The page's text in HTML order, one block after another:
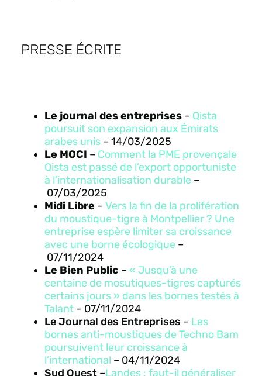
PRESSE ÉCRITE
Le journal des entreprises – Qista
poursuit son expansion aux Émirats
arabes unis– 14/03/2025
Le MOCI – Comment la PME provençale
Qista est passé de l’export opportuniste
à l’internationalisation durable–
07/03/2025
Midi Libre – Vers la fin de la prolifération
du moustique-tigre à Montpellier ? Une
entreprise espère limiter sa croissance
avec une borne écologique–
07/11/2024
Le Bien Public – « Jusqu’à une
centaine de mosutiques-tigres capturés
certains jours » dans les bornes testés à
Talant – 07/11/2024
Le Journal des Entreprises – Les
bornes anti-moustiques de Techno Bam
poursuivent leur croissance à
l’international – 04/11/2024
Sud Ouest –Landes : faut-il généraliser